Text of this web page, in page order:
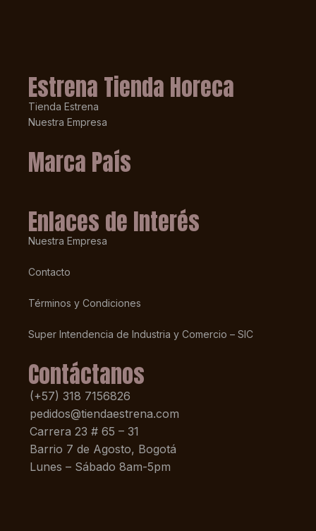
Estrena Tienda Horeca
Tienda Estrena
Nuestra Empresa
Marca País
Enlaces de Interés
Nuestra Empresa
Contacto
Términos y Condiciones
Super Intendencia de Industria y Comercio – SIC
Contáctanos
(+57) 318 7156826
pedidos@tiendaestrena.com
Carrera 23 # 65 – 31
Barrio 7 de Agosto, Bogotá
Lunes – Sábado 8am-5pm